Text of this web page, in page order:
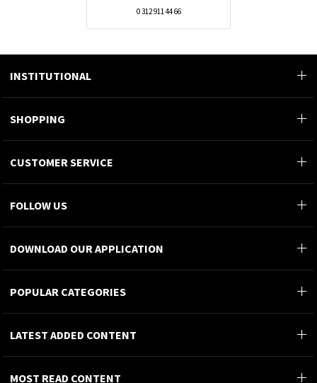
0 312 911 44 66
INSTITUTIONAL
SHOPPING
CUSTOMER SERVICE
FOLLOW US
DOWNLOAD OUR APPLICATION
POPULAR CATEGORIES
LATEST ADDED CONTENT
MOST READ CONTENT